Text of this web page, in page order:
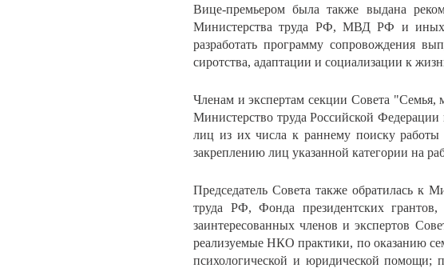
Вице-премьером была также выдана
Министерства труда РФ, МВД РФ и иных
разработать программу сопровождения
сиротства, адаптации и социализации к
Членам и экспертам секции Совета "Семья,
Министерство труда Российской
лиц из их числа к раннему поиску работы
закреплению лиц указанной категории на
Председатель Совета также обратилась к
труда РФ, Фонда президентских
заинтересованных членов и экспертов
реализуемые НКО практики, по оказанию
психологической и юридической помощи;